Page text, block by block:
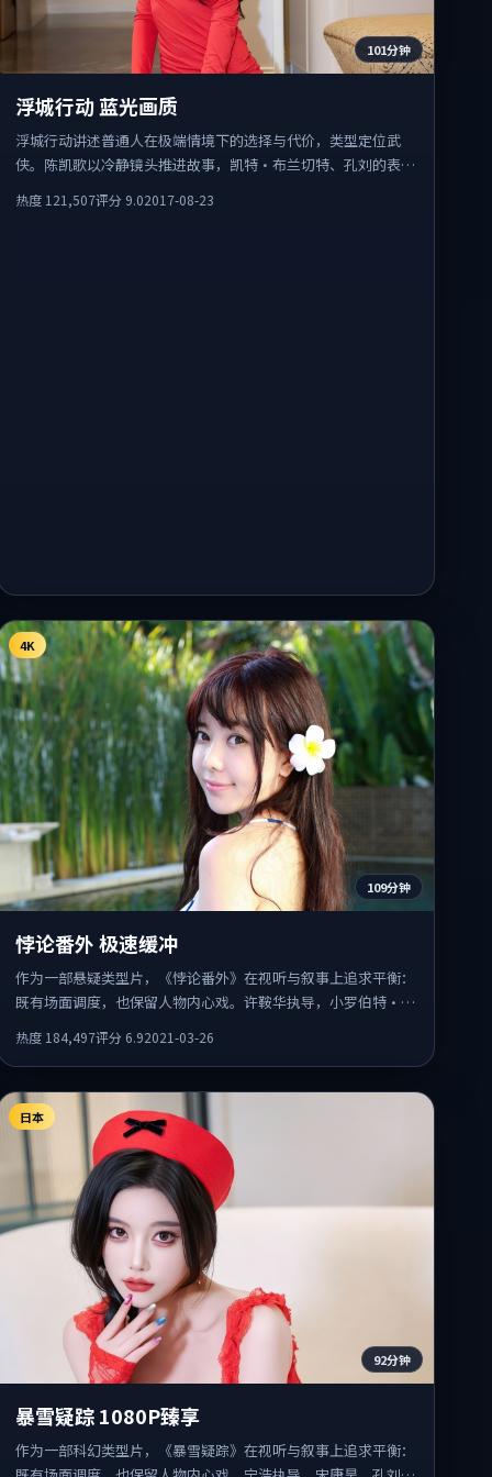
101分钟
浮城行动 蓝光画质
浮城行动讲述普通人在极端情境下的选择与代价，类型定位武
侠。陈凯歌以冷静镜头推进故事，凯特·布兰切特、孔刘的表演
热度 121,507评分 9.02017-08-23
4K
109分钟
悖论番外 极速缓冲
作为一部悬疑类型片，《悖论番外》在视听与叙事上追求平衡：
既有场面调度，也保留人物内心戏。许鞍华执导，小罗伯特·唐
热度 184,497评分 6.92021-03-26
日本
92分钟
暴雪疑踪 1080P臻享
作为一部科幻类型片，《暴雪疑踪》在视听与叙事上追求平衡：